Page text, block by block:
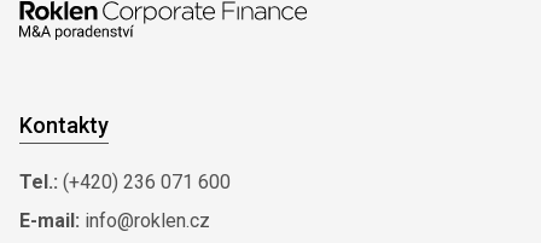
Kontakty
Tel.: (+420) 236 071 600
E-mail: info@roklen.cz